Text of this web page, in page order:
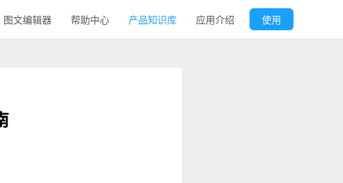
图文编辑器 帮助中心 产品知识库 应用介绍 使用